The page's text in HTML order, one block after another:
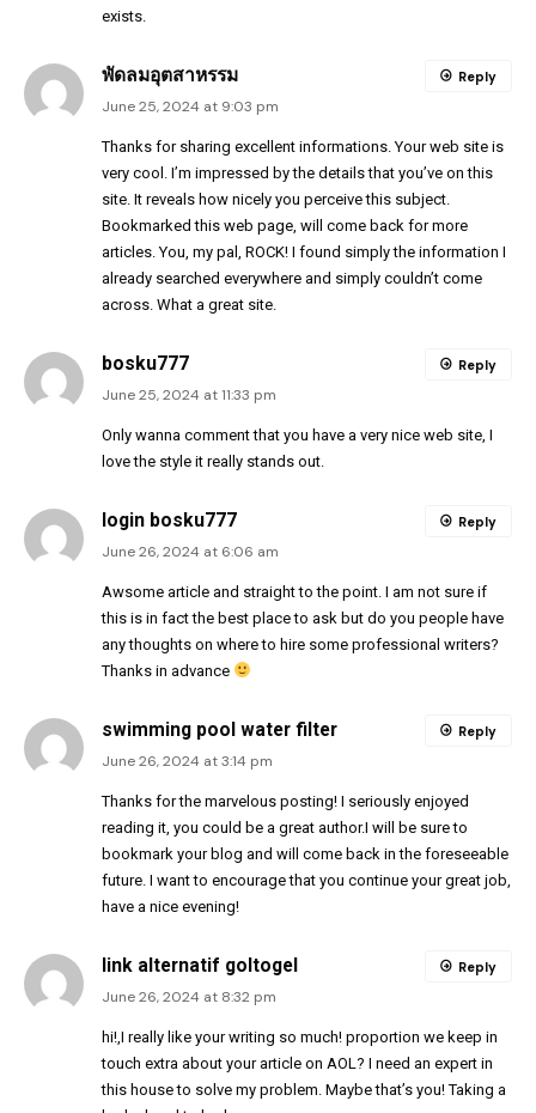
exists.
พัดลมอุตสาหรรม
June 25, 2024 at 9:03 pm
Thanks for sharing excellent informations. Your web site is
very cool. I’m impressed by the details that you’ve on this
site. It reveals how nicely you perceive this subject.
Bookmarked this web page, will come back for more
articles. You, my pal, ROCK! I found simply the information I
already searched everywhere and simply couldn’t come
across. What a great site.
Reply
bosku777
June 25, 2024 at 11:33 pm
Only wanna comment that you have a very nice web site, I
love the style it really stands out.
Reply
login bosku777
June 26, 2024 at 6:06 am
Awsome article and straight to the point. I am not sure if
this is in fact the best place to ask but do you people have
any thoughts on where to hire some professional writers?
Thanks in advance
Reply
swimming pool water filter
June 26, 2024 at 3:14 pm
Thanks for the marvelous posting! I seriously enjoyed
reading it, you could be a great author.I will be sure to
bookmark your blog and will come back in the foreseeable
future. I want to encourage that you continue your great job,
have a nice evening!
Reply
link alternatif goltogel
June 26, 2024 at 8:32 pm
hi!,I really like your writing so much! proportion we keep in
touch extra about your article on AOL? I need an expert in
this house to solve my problem. Maybe that’s you! Taking a
Reply